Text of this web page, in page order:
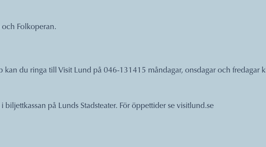
och Folkoperan.
du ringa till Visit Lund på 046-131415 måndagar, onsdagar och fredagar kl
på Lunds Stadsteater. För öppettider se visitlund.se